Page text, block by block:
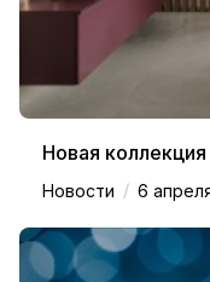
Новая
Новости / 6